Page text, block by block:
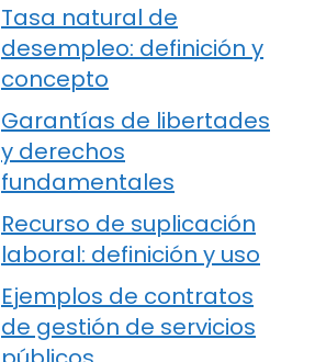
Tasa natural de
desempleo: definición y
concepto
Garantías de libertades
y derechos
fundamentales
Recurso de suplicación
laboral: definición y uso
Ejemplos de contratos
de gestión de servicios